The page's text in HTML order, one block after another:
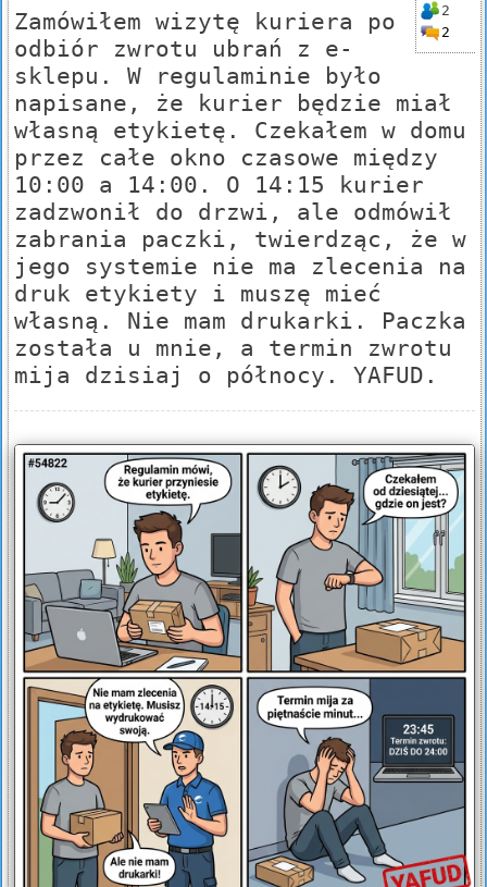
2
2
Zamówiłem wizytę kuriera po
odbiór zwrotu ubrań z e-
sklepu. W regulaminie było
napisane, że kurier będzie miał
własną etykietę. Czekałem w domu
przez całe okno czasowe między
10:00 a 14:00. O 14:15 kurier
zadzwonił do drzwi, ale odmówił
zabrania paczki, twierdząc, że w
jego systemie nie ma zlecenia na
druk etykiety i muszę mieć
własną. Nie mam drukarki. Paczka
została u mnie, a termin zwrotu
mija dzisiaj o północy. YAFUD.